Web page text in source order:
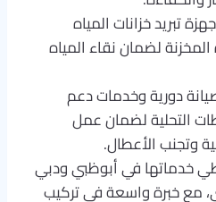
تبريد خزانات المياه
لضمان نقاء المياه
دورية وخدمات دعم
التحلية لضمان عمل
وتجنب الأعطال.
خدماتها في أبوظبي ودبي
مع خبرة واسعة في تركيب